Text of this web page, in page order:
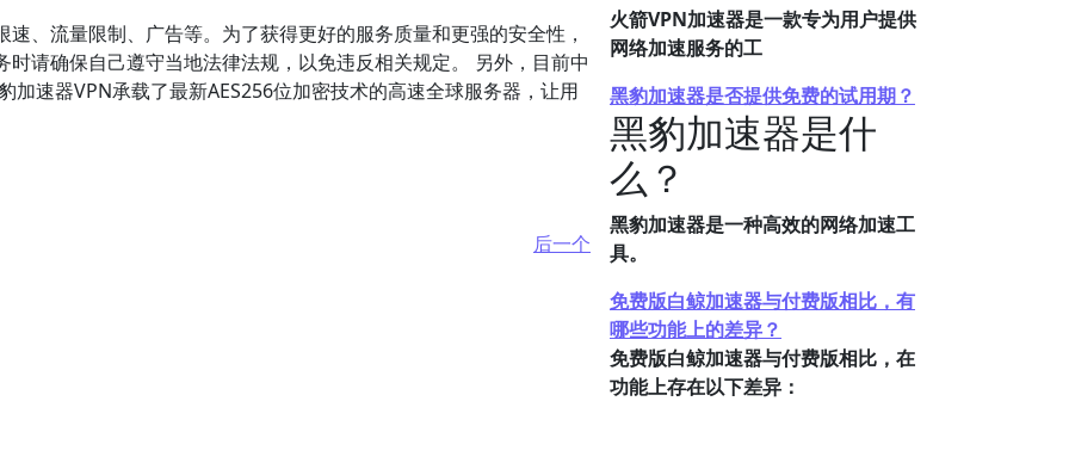
、流量限制、广告等。为了获得更好的服务质量和更强的安全性，
请确保自己遵守当地法律法规，以免违反相关规定。 另外，目前中
加速器VPN承载了最新AES256位加密技术的高速全球服务器，让用
后一个
火箭VPN加速器是一款专为用户提供
网络加速服务的工
黑豹加速器是否提供免费的试用期？
黑豹加速器是什
么？
黑豹加速器是一种高效的网络加速工
具。
免费版白鲸加速器与付费版相比，有
哪些功能上的差异？
免费版白鲸加速器与付费版相比，在
功能上存在以下差异：